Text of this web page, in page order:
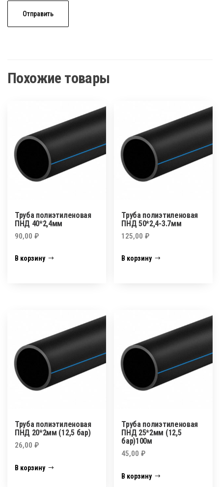
Похожие товары
Труба полиэтиленовая
ПНД 40*2,4мм
90,00 ₽
В корзину
Труба полиэтиленовая
ПНД 50*2,4-3.7мм
125,00₽
В корзину
Труба полиэтиленовая
ПНД 20*2мм (12,5 бар)
26,00 ₽
В корзину
Труба полиэтиленовая
ПНД 25*2мм (12,5
бар)100м
45,00₽
В корзину